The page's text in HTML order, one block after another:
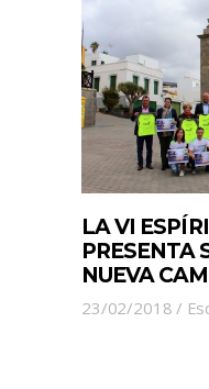
LA VI
PRESENTA
NUEVA
23/02/2018